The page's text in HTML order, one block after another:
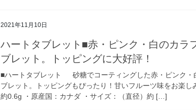
2021年11月10日
ハートタブレット■赤・ピンク・白のカラ
ブレット。トッピングに大好評！
■ハートタブレット 砂糖でコーティングした赤・ピンク・
ブレット。トッピングもぴったり！甘いフルーツ味をお楽
約0.6g ・原産国：カナダ ・サイズ：（直径）約 […]